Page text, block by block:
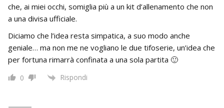
che, ai miei occhi, somiglia più a un kit d’allenamento che non
a una divisa ufficiale.
Diciamo che l’idea resta simpatica, a suo modo anche
geniale… ma non me ne vogliano le due tifoserie, un’idea che
per fortuna rimarrà confinata a una sola partita 🙂
0 Rispondi